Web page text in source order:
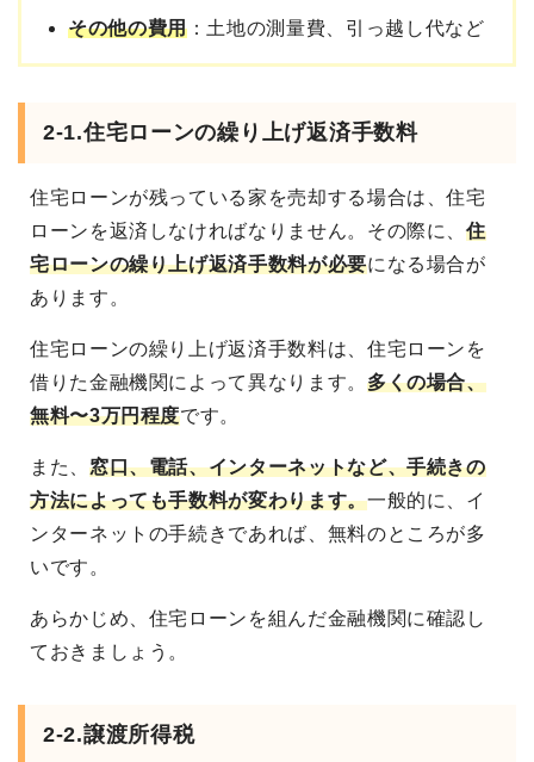
その他の費用：土地の測量費、引っ越し代など
2-1.住宅ローンの繰り上げ返済手数料
住宅ローンが残っている家を売却する場合は、住宅
ローンを返済しなければなりません。その際に、住
宅ローンの繰り上げ返済手数料が必要になる場合が
あります。
住宅ローンの繰り上げ返済手数料は、住宅ローンを
借りた金融機関によって異なります。 多くの場合、
無料〜3万円程度です。
また、 窓口、電話、インターネットなど、手続きの
方法によっても手数料が変わります。一般的に、イ
ンターネットの手続きであれば、無料のところが多
いです。
あらかじめ、住宅ローンを組んだ金融機関に確認し
ておきましょう。
2-2.譲渡所得税